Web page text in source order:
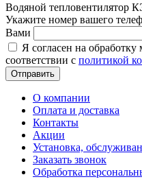
Водяной тепловентилятор
Укажите номер вашего
Вами
Я согласен на
соответствии с политикой
Отправить
О компании
Оплата и доставка
Контакты
Акции
Установка,
Заказать звонок
Обработка